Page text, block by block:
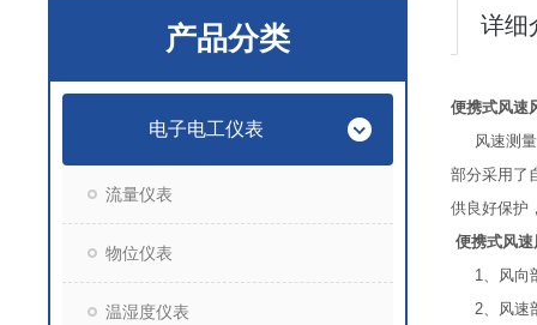
产品分类
电子电工仪表
流量仪表
物位仪表
温湿度仪表
详细
便携式风速
风速测量
部分采用了
供良好保护
便携式风速
1、风向部
2、风速部